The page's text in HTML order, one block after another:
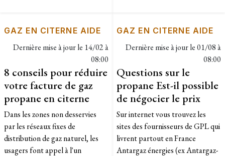
GAZ EN CITERNE AIDE
Dernière mise à jour le 14/02 à
08:00
8 conseils pour réduire
votre facture de gaz
propane en citerne
Dans les zones non desservies
par les réseaux fixes de
distribution de gaz naturel, les
usagers font appel à l'un
GAZ EN CITERNE AIDE
Dernière mise à jour le01/08 à
08:00
Questions sur le
propane Est-il possible
de négocier le prix
Sur internet vous trouvez les
sites des fournisseurs de GPL qui
livrent partout en France
Antargaz énergies (ex Antargaz-